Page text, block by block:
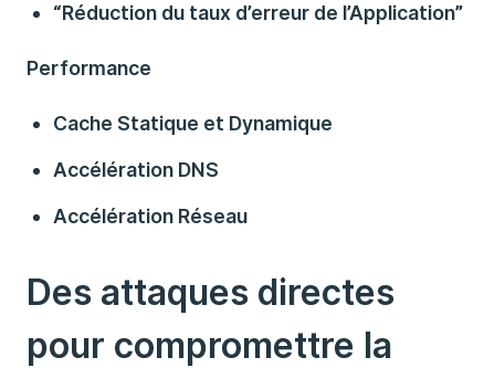
“Réduction du taux d’erreur de l’Application”
Performance
Cache Statique et Dynamique
Accélération DNS
Accélération Réseau
Des attaques directes
pour compromettre la